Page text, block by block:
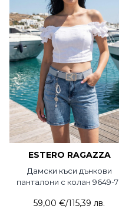
ESTERO RAGAZZA
Дамски къси дънкови
панталони с колан 9649-74
59,00 €/115,39 лв.